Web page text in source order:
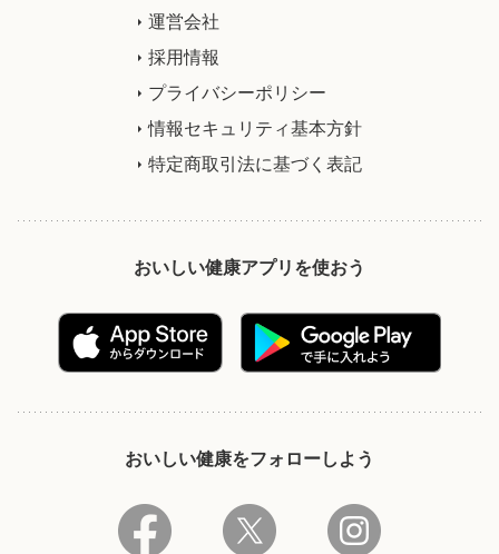
運営会社
採用情報
プライバシーポリシー
情報セキュリティ基本方針
特定商取引法に基づく表記
おいしい健康アプリを使おう
おいしい健康をフォローしよう